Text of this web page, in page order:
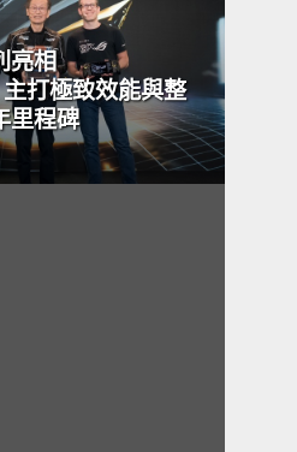
亮相
打極致效能與整
里程碑